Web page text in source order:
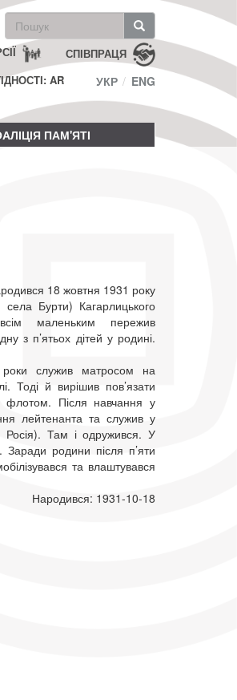
Пошукова
форма
Пошук СПІВПРАЦЯ
AR
УКР ENG
ПАМ'ЯТІ
18 жовтня 1931 року
села Бурти) Кагарлицького
маленьким пережив
з п’ятьох дітей у родині.
служив матросом на
Тоді й вирішив пов’язати
флотом. Після навчання у
лейтенанта та служив у
Росія). Там і одружився. У
родини після п’яти
та влаштувався
Народився: 1931-10-18